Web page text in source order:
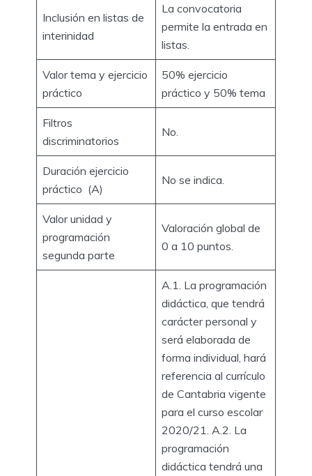
Inclusión en listas de
interinidad
La convocatoria
permite la entrada en
listas.
Valor tema y ejercicio
práctico
50% ejercicio
práctico y 50% tema
Filtros
discriminatorios
No.
Duración ejercicio
práctico (A)
No se indica.
Valor unidad y
programación
segunda parte
Valoración global de
0 a 10 puntos.
A.1. La programación
didáctica, que tendrá
carácter personal y
será elaborada de
forma individual, hará
referencia al currículo
de Cantabria vigente
para el curso escolar
2020/21. A.2. La
programación
didáctica tendrá una